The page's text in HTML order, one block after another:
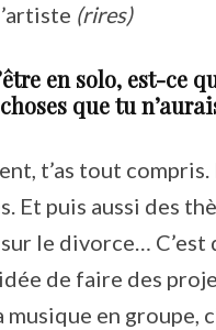
(rires)
en solo, est-ce
que tu
t’as tout
Et puis aussi des
le divorce… C’est
de faire des
musique en groupe,